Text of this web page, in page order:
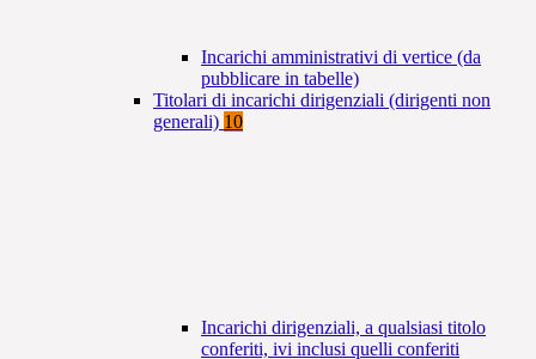
Incarichi amministrativi di vertice (da
pubblicare in tabelle)
Titolari di incarichi dirigenziali (dirigenti non
generali) 10
Incarichi dirigenziali, a qualsiasi titolo
conferiti, ivi inclusi quelli conferiti